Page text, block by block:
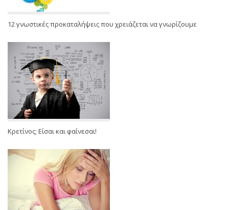
12 γνωστικές προκαταλήψεις που χρειάζεται να γνωρίζουμε
Κρετίνος; Είσαι και φαίνεσαι!